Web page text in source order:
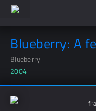
Blueberry: A
Blueberry
2004